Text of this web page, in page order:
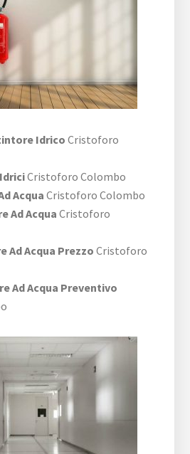
Idrico Cristoforo
Cristoforo Colombo
Acqua Cristoforo Colombo
Ad Acqua Cristoforo
Ad Acqua Prezzo Cristoforo
Ad Acqua Preventivo